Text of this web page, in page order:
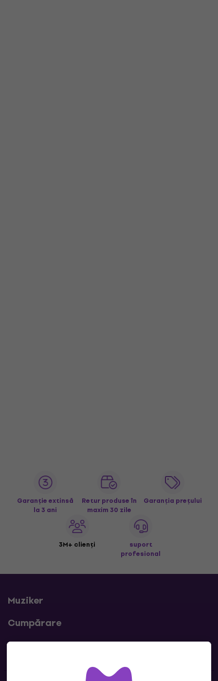
Garanție extinsă
la 3 ani
Retur produse în
maxim 30 zile
Garanția prețului
3M+ clienți
suport
profesional
Muziker
Cumpărare
Linkuri utile